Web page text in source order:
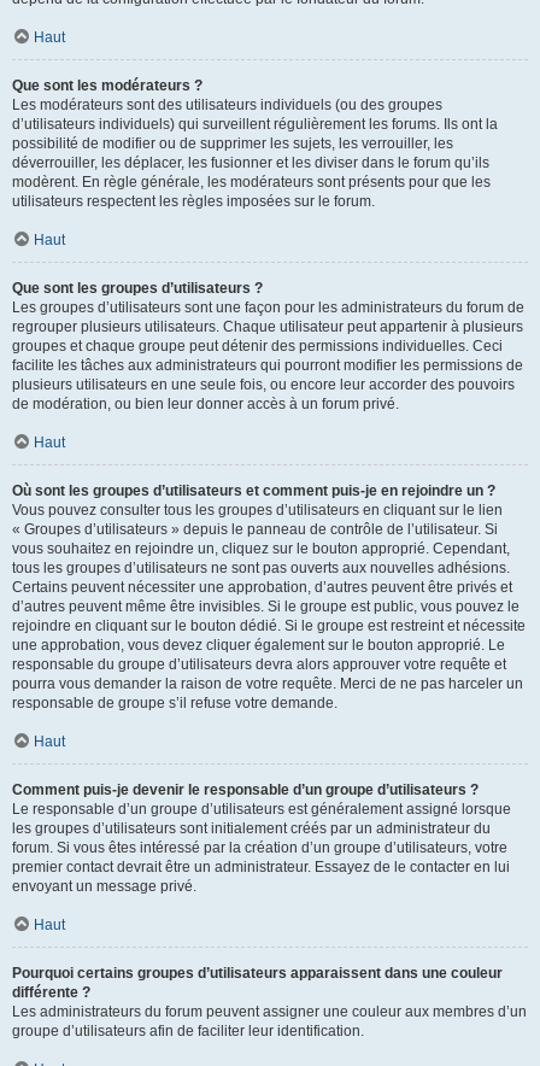
Haut
Que sont les modérateurs ?
Les modérateurs sont des utilisateurs individuels (ou des groupes
d’utilisateurs individuels) qui surveillent régulièrement les forums. Ils ont la
possibilité de modifier ou de supprimer les sujets, les verrouiller, les
déverrouiller, les déplacer, les fusionner et les diviser dans le forum qu’ils
modèrent. En règle générale, les modérateurs sont présents pour que les
utilisateurs respectent les règles imposées sur le forum.
Haut
Que sont les groupes d’utilisateurs ?
Les groupes d’utilisateurs sont une façon pour les administrateurs du forum de
regrouper plusieurs utilisateurs. Chaque utilisateur peut appartenir à plusieurs
groupes et chaque groupe peut détenir des permissions individuelles. Ceci
facilite les tâches aux administrateurs qui pourront modifier les permissions de
plusieurs utilisateurs en une seule fois, ou encore leur accorder des pouvoirs
de modération, ou bien leur donner accès à un forum privé.
Haut
Où sont les groupes d’utilisateurs et comment puis-je en rejoindre un ?
Vous pouvez consulter tous les groupes d’utilisateurs en cliquant sur le lien
« Groupes d’utilisateurs » depuis le panneau de contrôle de l’utilisateur. Si
vous souhaitez en rejoindre un, cliquez sur le bouton approprié. Cependant,
tous les groupes d’utilisateurs ne sont pas ouverts aux nouvelles adhésions.
Certains peuvent nécessiter une approbation, d’autres peuvent être privés et
d’autres peuvent même être invisibles. Si le groupe est public, vous pouvez le
rejoindre en cliquant sur le bouton dédié. Si le groupe est restreint et nécessite
une approbation, vous devez cliquer également sur le bouton approprié. Le
responsable du groupe d’utilisateurs devra alors approuver votre requête et
pourra vous demander la raison de votre requête. Merci de ne pas harceler un
responsable de groupe s’il refuse votre demande.
Haut
Comment puis-je devenir le responsable d’un groupe d’utilisateurs ?
Le responsable d’un groupe d’utilisateurs est généralement assigné lorsque
les groupes d’utilisateurs sont initialement créés par un administrateur du
forum. Si vous êtes intéressé par la création d’un groupe d’utilisateurs, votre
premier contact devrait être un administrateur. Essayez de le contacter en lui
envoyant un message privé.
Haut
Pourquoi certains groupes d’utilisateurs apparaissent dans une couleur
différente ?
Les administrateurs du forum peuvent assigner une couleur aux membres d’un
groupe d’utilisateurs afin de faciliter leur identification.